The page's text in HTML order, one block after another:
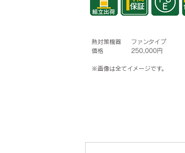
熱対策機器
ファンタイプ
価格
250,000円
※画像は全てイメージです。